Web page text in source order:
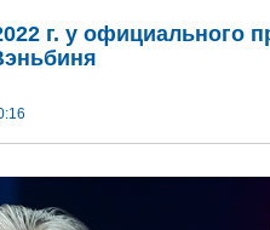
г. у официального